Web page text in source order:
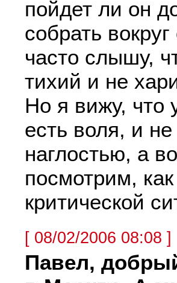
пойдет ли он
собрать
часто слышу,
тихий и не
Но я вижу, что
есть воля, и
наглостью, а
посмотрим,
критической
[ 08/02/2006 08:08 ]
Павел,